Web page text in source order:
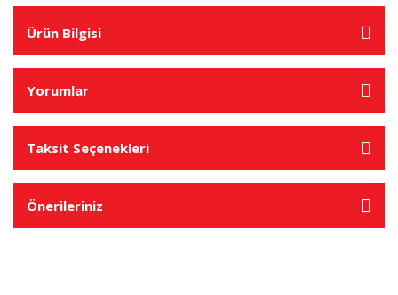
Ürün Bilgisi
Yorumlar
Taksit Seçenekleri
Önerileriniz